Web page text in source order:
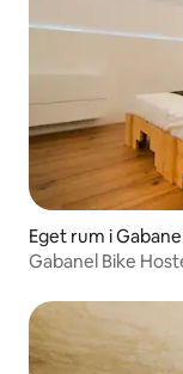
Eget rum i
Gabanel Bike